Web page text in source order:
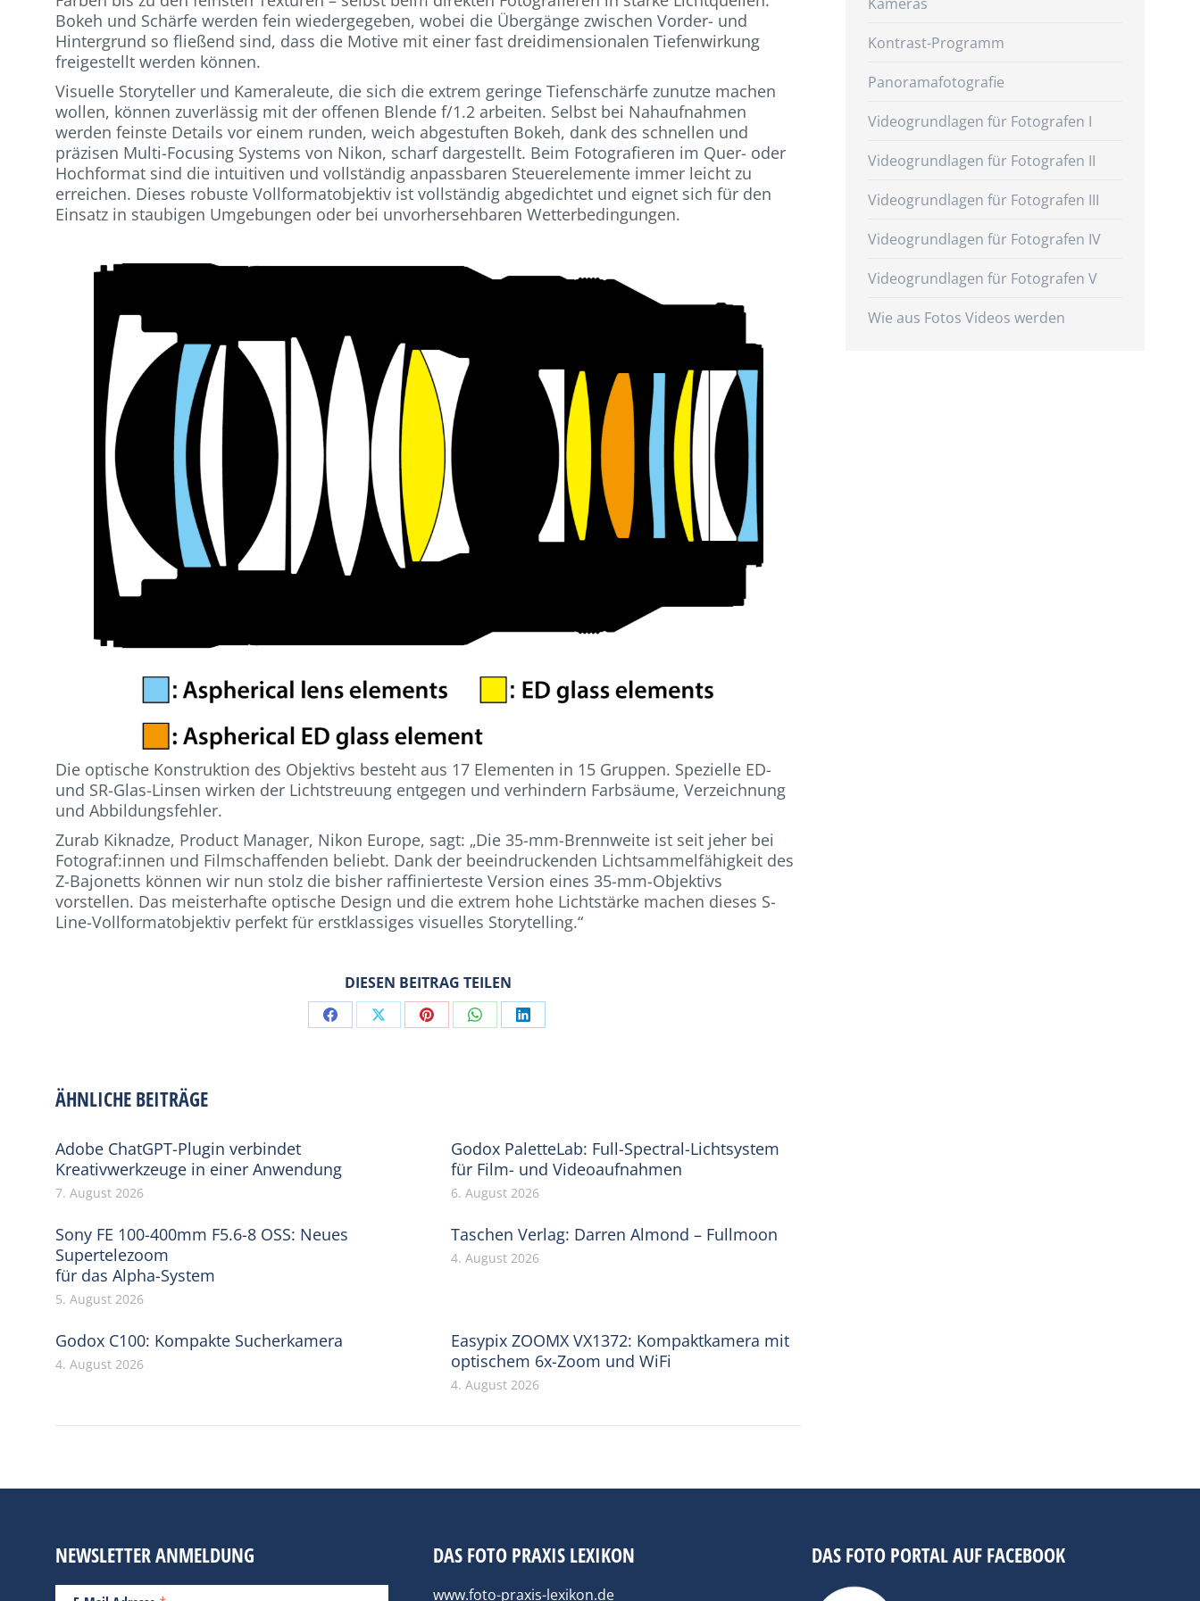
Bokeh und Schärfe werden fein wiedergegeben, wobei die Übergänge zwischen Vorder- und
Hintergrund so fließend sind, dass die Motive mit einer fast dreidimensionalen Tiefenwirkung
freigestellt werden können.
Visuelle Storyteller und Kameraleute, die sich die extrem geringe Tiefenschärfe zunutze machen
wollen, können zuverlässig mit der offenen Blende f/1.2 arbeiten. Selbst bei Nahaufnahmen
werden feinste Details vor einem runden, weich abgestuften Bokeh, dank des schnellen und
präzisen Multi-Focusing Systems von Nikon, scharf dargestellt. Beim Fotografieren im Quer- oder
Hochformat sind die intuitiven und vollständig anpassbaren Steuerelemente immer leicht zu
erreichen. Dieses robuste Vollformatobjektiv ist vollständig abgedichtet und eignet sich für den
Einsatz in staubigen Umgebungen oder bei unvorhersehbaren Wetterbedingungen.
Die optische Konstruktion des Objektivs besteht aus 17 Elementen in 15 Gruppen. Spezielle ED-
und SR-Glas-Linsen wirken der Lichtstreuung entgegen und verhindern Farbsäume, Verzeichnung
und Abbildungsfehler.
Zurab Kiknadze, Product Manager, Nikon Europe, sagt: „Die 35-mm-Brennweite ist seit jeher bei
Fotograf:innen und Filmschaffenden beliebt. Dank der beeindruckenden Lichtsammelfähigkeit des
Z-Bajonetts können wir nun stolz die bisher raffinierteste Version eines 35-mm-Objektivs
vorstellen. Das meisterhafte optische Design und die extrem hohe Lichtstärke machen dieses S-
Line-Vollformatobjektiv perfekt für erstklassiges visuelles Storytelling.“
DIESEN BEITRAG TEILEN
Share Share Share Share Share
ÄHNLICHE BEITRÄGE
Adobe ChatGPT-Plugin verbindet
Kreativwerkzeuge in einer Anwendung
7. August 2026
Godox PaletteLab: Full-Spectral-Lichtsystem
für Film- und Videoaufnahmen
6. August 2026
Sony FE 100-400mm F5.6-8 OSS: Neues
Supertelezoom
für das Alpha-System
5. August 2026
Taschen Verlag: Darren Almond – Fullmoon
4. August 2026
Godox C100: Kompakte Sucherkamera
4. August 2026
Easypix ZOOMX VX1372: Kompaktkamera mit
optischem 6x-Zoom und WiFi
4. August 2026
Kontrast-Programm
Panoramafotografie
Videogrundlagen für Fotografen I
Videogrundlagen für Fotografen II
Videogrundlagen für Fotografen III
Videogrundlagen für Fotografen IV
Videogrundlagen für Fotografen V
Wie aus Fotos Videos werden
NEWSLETTER ANMELDUNG DAS FOTO PRAXIS LEXIKON
www.foto-praxis-lexikon.de
DAS FOTO PORTAL AUF FACEBOOK